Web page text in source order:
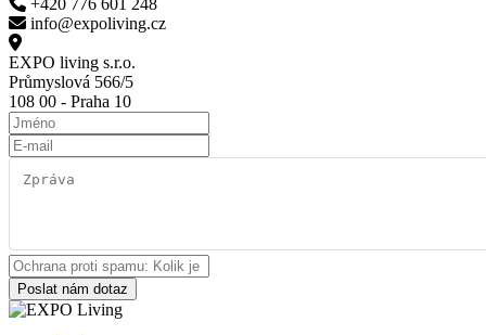
info@expoliving.cz
EXPO living s.r.o.
Průmyslová 566/5
108 00 - Praha 10
Poslat nám dotaz